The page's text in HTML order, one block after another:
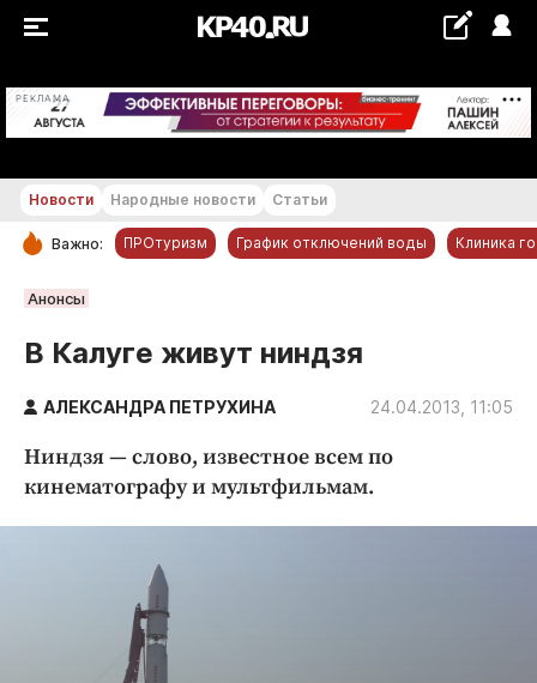
РЕКЛАМА +29...+30 °С
РУБРИКИ
Новости компаний
Статьи
Авто и транспорт
Культура
Недвижимость и ЖКХ
Образование
Новости Народные новости Статьи
Важно: ПРОтуризм График отключений воды Клиника
Анонсы
В Калуге живут ниндзя
АЛЕКСАНДРА ПЕТРУХИНА 24.04.2013, 11:05
Ниндзя — слово, известное всем по
кинематографу и мультфильмам.